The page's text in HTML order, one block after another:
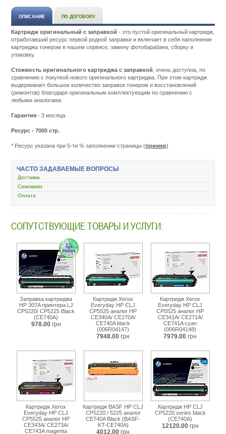
ОПИСАНИЕ ПО ДОГОВОРУ
Картридж оригинальный с заправкой - это пустой оригинальный картридж,
отработавший ресурс первой родной заправки и включает в себя наполнение
картриджа тонером в нашем сервисе, замену фотобарабана, сборку и
упаковку.
Стоимость оригинального картриджа с заправкой , очень доступна, по
сравнению с покупкой нового оригинального картриджа. При этом картридж
выдерживает большое количество заправок тонером и восстановлений
(ремонтов) благодаря оригинальным комплектующим по сравнению с
любыми аналогами.
Гарантия - 3 месяца.
Ресурс - 7000 стр.
* Ресурс указана при 5-ти % заполнении страницы (пример)
307a-
hp-
cp5220-
5225-
ЧАСТО ЗАДАВАЕМЫЕ ВОПРОСЫ
Доставка
Самовивіз
Оплата
СОПУТСТВУЮЩИЕ ТОВАРЫ И УСЛУГИ:
Заправка картриджа
HP 307A принтера LJ
CP5220/ CP5225 Black
(CE740A)
978.00 грн
Картридж Xerox
Everyday HP CLJ
CP5525 аналог HP
CE340A/ CE270A/
CE740A black
(006R04147)
7948.00 грн
Картридж Xerox
Everyday HP CLJ
CP5525 аналог HP
CE341A/ CE271A/
CE741A cyan
(006R04148)
7979.00 грн
Картридж Xerox
Everyday HP CLJ
CP5525 аналог HP
CE343A/ CE273A/
CE743A magenta
Картридж BASF HP CLJ
CP5220 / 5225 аналог
CE740A Black (BASF-
KT-CE740A)
4012.00 грн
Картридж HP CLJ
CP5220 series black
(CE740A)
12120.00 грн